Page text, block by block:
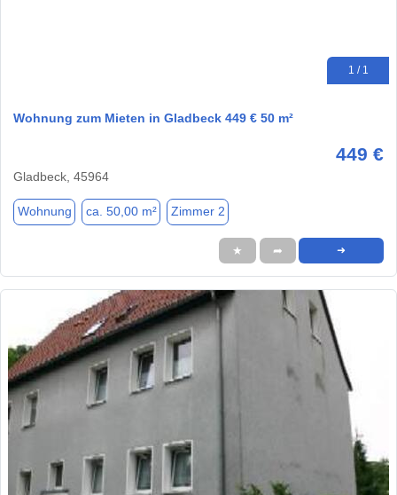
1 / 1
Wohnung zum Mieten in Gladbeck 449 € 50 m²
449 €
Gladbeck, 45964
Wohnung ca. 50,00 m² Zimmer 2
★ ➦ ➜